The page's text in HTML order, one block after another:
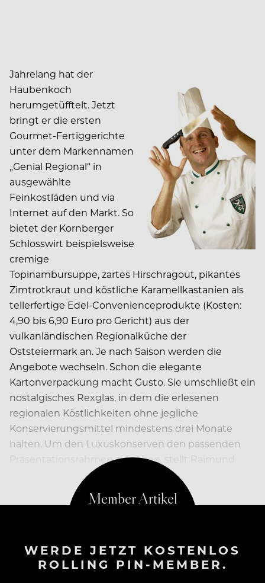
Jahrelang hat der
Haubenkoch
herumgetüfftelt. Jetzt
bringt er die ersten
Gourmet-Fertiggerichte
unter dem Markennamen
„Genial Regional“ in
ausgewählte
Feinkostläden und via
Internet auf den Markt. So
bietet der Kornberger
Schlosswirt beispielsweise
cremige
Topinambursuppe, zartes Hirschragout, pikantes
Zimtrotkraut und köstliche Karamellkastanien als
tellerfertige Edel-Convenienceprodukte (Kosten:
4,90 bis 6,90 Euro pro Gericht) aus der
vulkanländischen Regionalküche der
Oststeiermark an. Je nach Saison werden die
Angebote wechseln. Schon die elegante
Kartonverpackung macht Gusto. Sie umschließt ein
nostalgisches Rexglas, in dem die erlesenen
regionalen Köstlichkeiten ohne jegliche
Konservierungsmittel mindestens drei Monate
halten. Um den Luxuskonserven den passenden
Präsentationsrahmen zu geben, stellt Raimund
WERDE JETZT KOSTENLOS
ROLLING PIN-MEMBER.